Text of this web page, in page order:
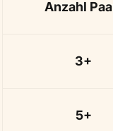
Anzahl
3+
5+